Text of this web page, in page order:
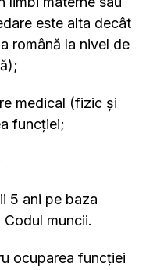
este alta decât
română la nivel de
medical (fizic și
funcției;
5 ani pe baza
muncii.
ocuparea funcţiei